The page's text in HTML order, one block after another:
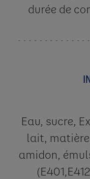
durée de
Eau, sucre,
lait,
amidon,